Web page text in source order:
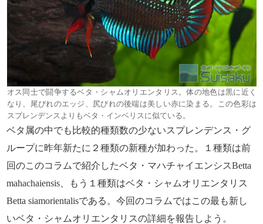
オス同士で闘争するベタ・シャムオリエンタリス。体の地色は黒に近く
なり、尾びれのエッジ、尻びれの後端は美しい赤に染まる。この色彩は
スプレンデンスよりもベタ・インベリスに似ている。
ベタ属の中でも比較的種類数の少ないスプレンデンス・グ
ループに昨年新たに２種類の新種が加わった。１種類は前
回のこのコラムで紹介したベタ・マハチャイエンシスBetta
mahachaiensis、もう１種類はベタ・シャムオリエンタリス
Betta siamorientalisである。今回のコラムではこの最も新し
いベタ・シャムオリエンタリスの詳細を報告しよう。